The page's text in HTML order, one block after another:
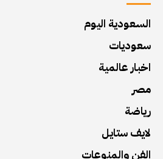
السعودية اليوم
سعوديات
اخبار عالمية
مصر
رياضة
لايف ستايل
الفن والمنوعات